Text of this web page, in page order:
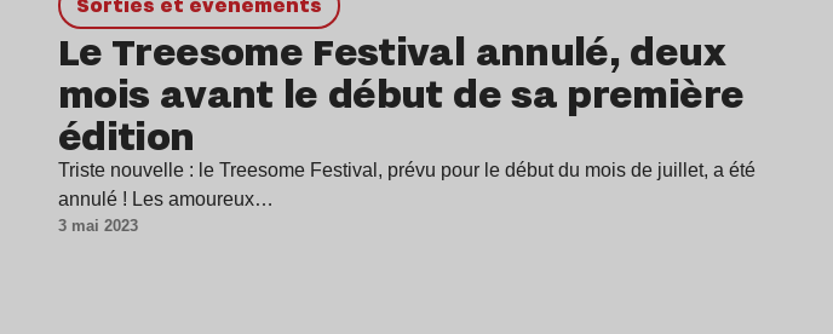
Le Treesome Festival annulé, deux
mois avant le début de sa première
édition
Triste nouvelle : le Treesome Festival, prévu pour le début du mois de juillet, a été
annulé ! Les amoureux…
3 mai 2023